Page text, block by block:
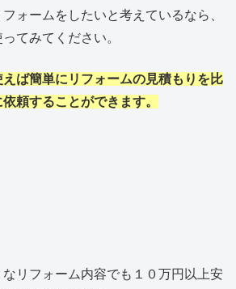
ォームをしたいと考えているなら、
てみてください。
ば簡単にリフォームの見積もりを比
頼することができます。
リフォーム内容でも１０万円以上安